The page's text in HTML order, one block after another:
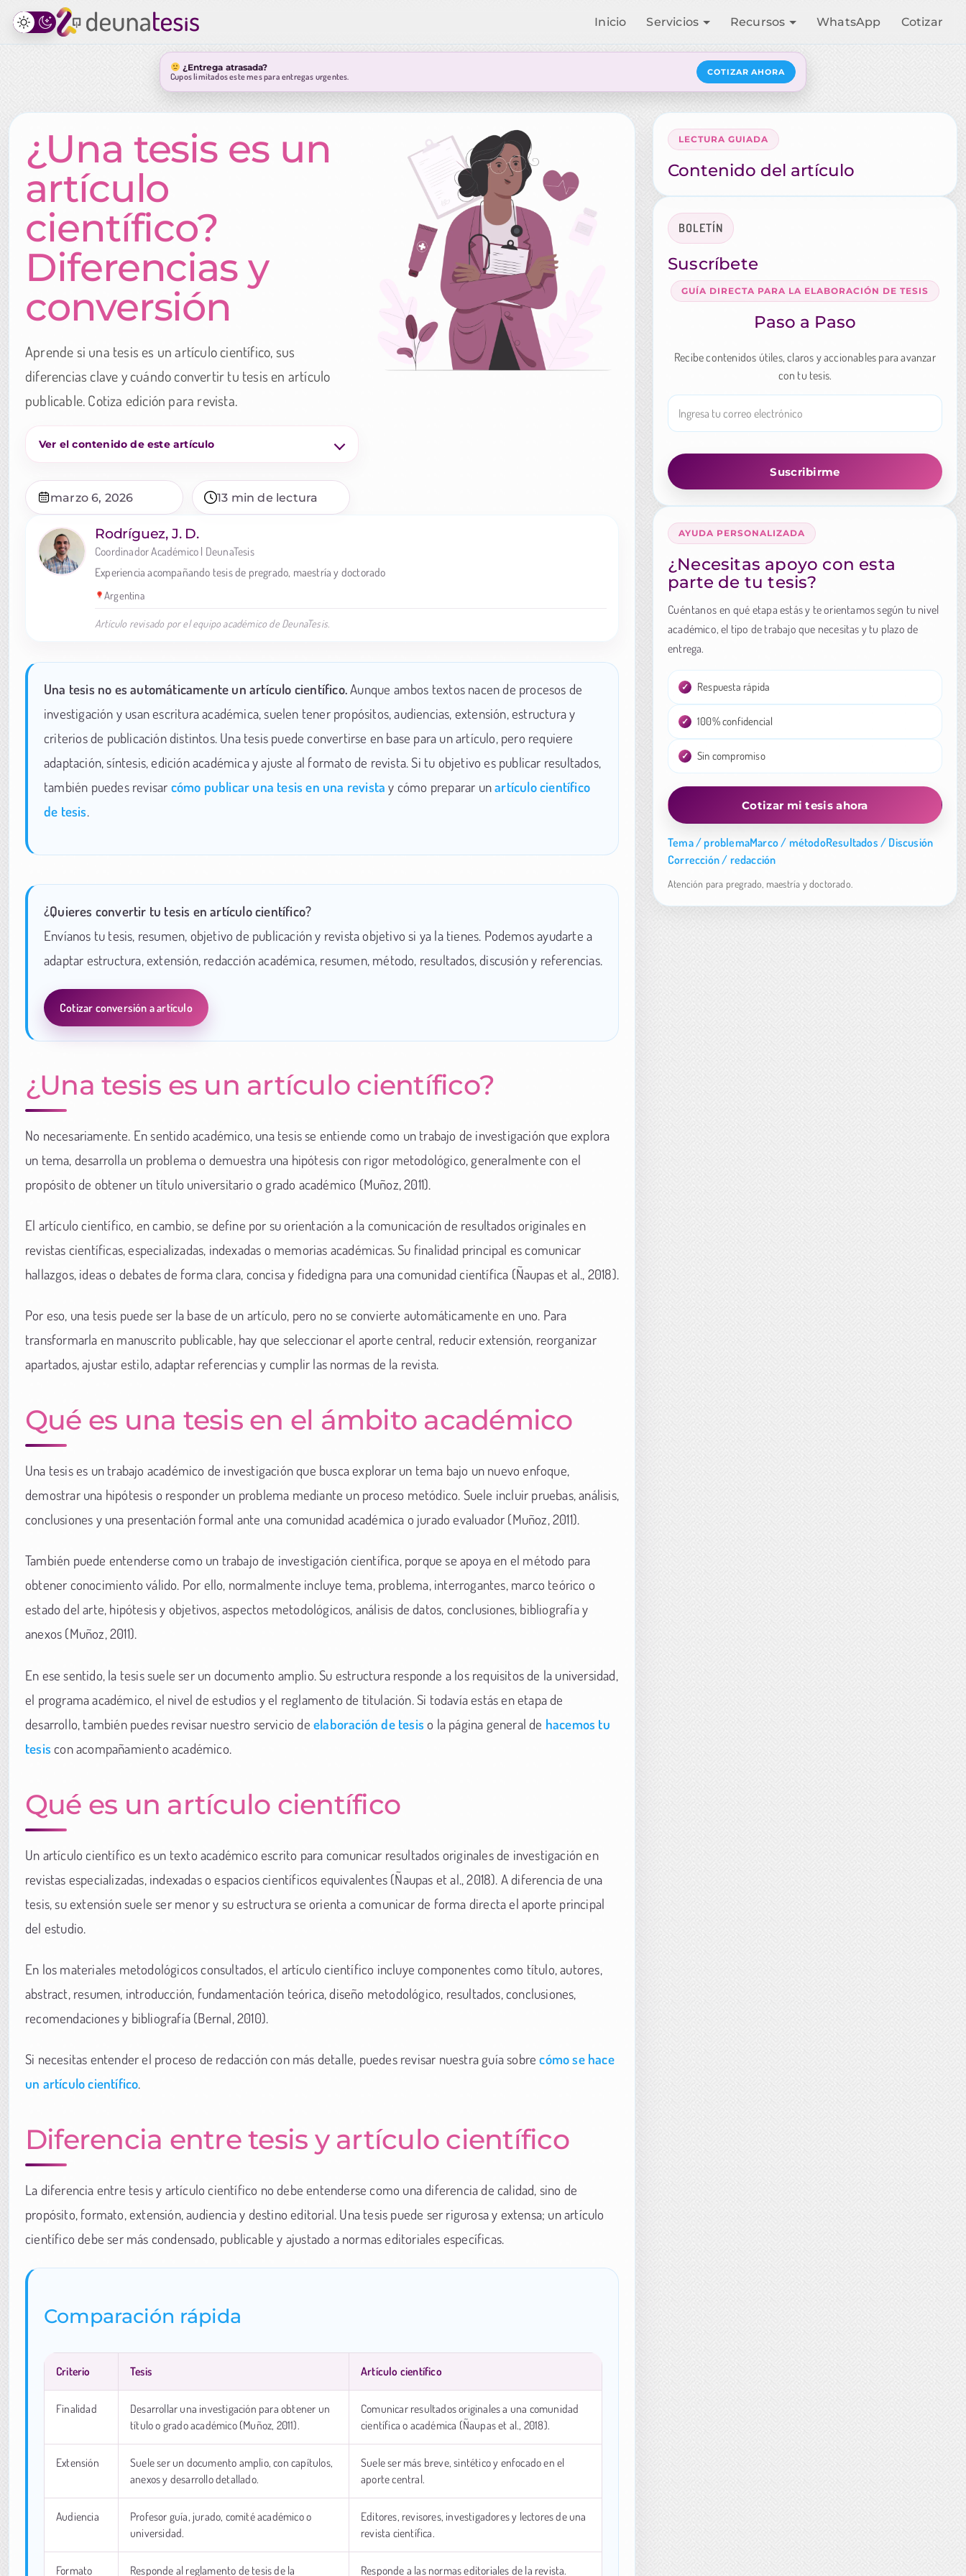
Inicio Servicios Recursos WhatsApp Cotizar
¿Entrega atrasada?
Cupos limitados este mes para entregas urgentes.
COTIZAR AHORA
¿Una tesis es un
artículo
científico?
Diferencias y
conversión
Aprende si una tesis es un artículo científico, sus
diferencias clave y cuándo convertir tu tesis en artículo
publicable. Cotiza edición para revista.
Ver el contenido de este artículo
marzo 6, 2026 13 min de lectura
Rodríguez, J. D.
Coordinador Académico | DeunaTesis
Experiencia acompañando tesis de pregrado, maestría y doctorado
Argentina
Artículo revisado por el equipo académico de DeunaTesis.
Una tesis no es automáticamente un artículo científico.Aunque ambos textos nacen de procesos de
investigación y usan escritura académica, suelen tener propósitos, audiencias, extensión, estructura y
criterios de publicación distintos. Una tesis puede convertirse en base para un artículo, pero requiere
adaptación, síntesis, edición académica y ajuste al formato de revista. Si tu objetivo es publicar resultados,
también puedes revisar cómo publicar una tesis en una revista y cómo preparar unartículo científico
de tesis.
¿Quieres convertir tu tesis en artículo científico?
Envíanos tu tesis, resumen, objetivo de publicación y revista objetivo si ya la tienes. Podemos ayudarte a
adaptar estructura, extensión, redacción académica, resumen, método, resultados, discusión y referencias.
Cotizar conversión a artículo
¿Una tesis es un artículo científico?
No necesariamente. En sentido académico, una tesis se entiende como un trabajo de investigación que explora
un tema, desarrolla un problema o demuestra una hipótesis con rigor metodológico, generalmente con el
propósito de obtener un título universitario o grado académico (Muñoz, 2011).
El artículo científico, en cambio, se define por su orientación a la comunicación de resultados originales en
revistas científicas, especializadas, indexadas o memorias académicas. Su finalidad principal es comunicar
hallazgos, ideas o debates de forma clara, concisa y fidedigna para una comunidad científica (Ñaupas et al., 2018).
Por eso, una tesis puede ser la base de un artículo, pero no se convierte automáticamente en uno. Para
transformarla en manuscrito publicable, hay que seleccionar el aporte central, reducir extensión, reorganizar
apartados, ajustar estilo, adaptar referencias y cumplir las normas de la revista.
Qué es una tesis en el ámbito académico
Una tesis es un trabajo académico de investigación que busca explorar un tema bajo un nuevo enfoque,
demostrar una hipótesis o responder un problema mediante un proceso metódico. Suele incluir pruebas, análisis,
conclusiones y una presentación formal ante una comunidad académica o jurado evaluador (Muñoz, 2011).
También puede entenderse como un trabajo de investigación científica, porque se apoya en el método para
obtener conocimiento válido. Por ello, normalmente incluye tema, problema, interrogantes, marco teórico o
estado del arte, hipótesis y objetivos, aspectos metodológicos, análisis de datos, conclusiones, bibliografía y
anexos (Muñoz, 2011).
En ese sentido, la tesis suele ser un documento amplio. Su estructura responde a los requisitos de la universidad,
el programa académico, el nivel de estudios y el reglamento de titulación. Si todavía estás en etapa de
desarrollo, también puedes revisar nuestro servicio deelaboración de tesis o la página general de hacemos tu
tesis con acompañamiento académico.
Qué es un artículo científico
Un artículo científico es un texto académico escrito para comunicar resultados originales de investigación en
revistas especializadas, indexadas o espacios científicos equivalentes (Ñaupas et al., 2018). A diferencia de una
tesis, su extensión suele ser menor y su estructura se orienta a comunicar de forma directa el aporte principal
del estudio.
En los materiales metodológicos consultados, el artículo científico incluye componentes como título, autores,
abstract, resumen, introducción, fundamentación teórica, diseño metodológico, resultados, conclusiones,
recomendaciones y bibliografía (Bernal, 2010).
Si necesitas entender el proceso de redacción con más detalle, puedes revisar nuestra guía sobrecómo se hace
un artículo científico.
Diferencia entre tesis y artículo científico
La diferencia entre tesis y artículo científico no debe entenderse como una diferencia de calidad, sino de
propósito, formato, extensión, audiencia y destino editorial. Una tesis puede ser rigurosa y extensa; un artículo
científico debe ser más condensado, publicable y ajustado a normas editoriales específicas.
Comparación rápida
Criterio Tesis Artículo científico
Finalidad
Desarrollar una investigación para obtener un
título o grado académico (Muñoz, 2011).
Comunicar resultados originales a una comunidad
científica o académica (Ñaupas et al., 2018).
Extensión
Suele ser un documento amplio, con capítulos,
anexos y desarrollo detallado.
Suele ser más breve, sintético y enfocado en el
aporte central.
Audiencia
Profesor guía, jurado, comité académico o
universidad.
Editores, revisores, investigadores y lectores de una
revista científica.
Formato Responde al reglamento de tesis de la Responde a las normas editoriales de la revista.
LECTURA GUIADA
Contenido del artículo
BOLETÍN
Suscríbete
GUÍA DIRECTA PARA LA ELABORACIÓN DE TESIS
Paso a Paso
Recibe contenidos útiles, claros y accionables para avanzar
con tu tesis.
AYUDA PERSONALIZADA
¿Necesitas apoyo con esta
parte de tu tesis?
Cuéntanos en qué etapa estás y te orientamos según tu nivel
académico, el tipo de trabajo que necesitas y tu plazo de
entrega.
Respuesta rápida
100% confidencial
Sin compromiso
Cotizar mi tesis ahora
Tema / problemaMarco / métodoResultados / Discusión
Corrección / redacción
Atención para pregrado, maestría y doctorado.